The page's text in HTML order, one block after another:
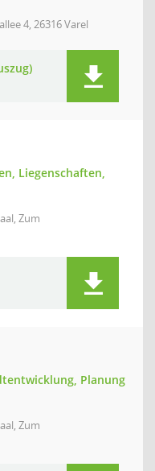
4, 26316 Varel
Liegenschaften,
Zum
Planung
Zum